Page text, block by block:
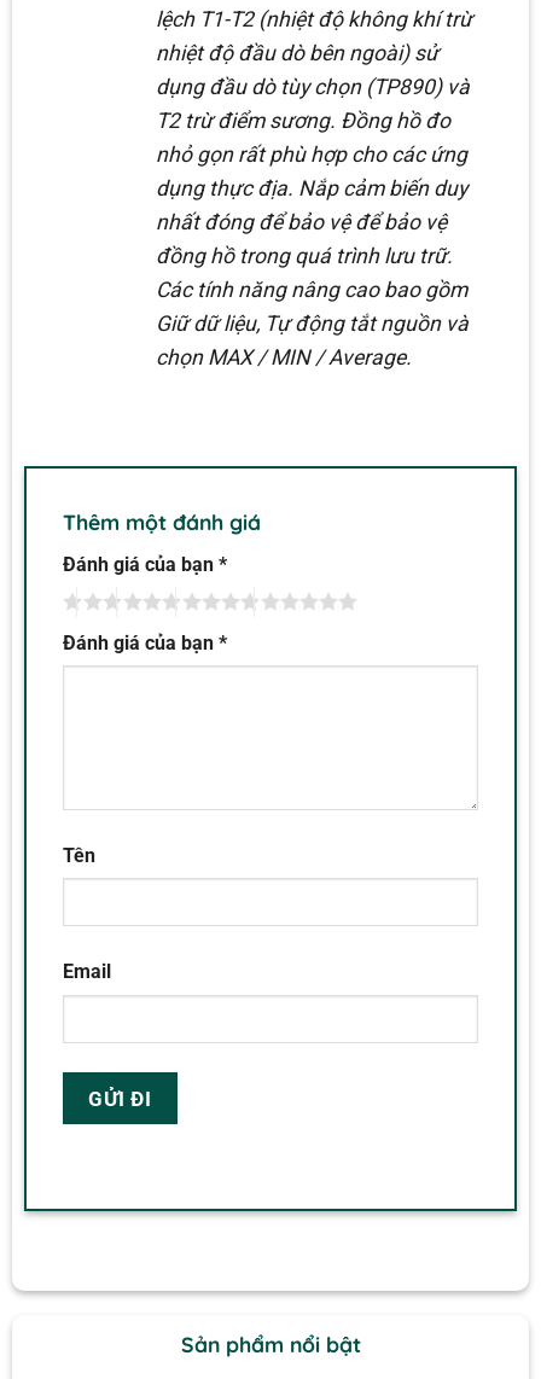
lệch T1-T2 (nhiệt độ không khí trừ
nhiệt độ đầu dò bên ngoài) sử
dụng đầu dò tùy chọn (TP890) và
T2 trừ điểm sương. Đồng hồ đo
nhỏ gọn rất phù hợp cho các ứng
dụng thực địa. Nắp cảm biến duy
nhất đóng để bảo vệ để bảo vệ
đồng hồ trong quá trình lưu trữ.
Các tính năng nâng cao bao gồm
Giữ dữ liệu, Tự động tắt nguồn và
chọn MAX / MIN / Average.
Thêm một đánh giá
Đánh giá của bạn *
Đánh giá của bạn *
Tên
Email
Sản phẩm nổi bật